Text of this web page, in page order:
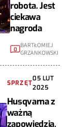
robota. Jest
ciekawa
nagroda
0
BARTŁOMIEJ
GRZANKOWSKI
SPRZĘT
05 LUT
2025
Husqvarna z
ważną
zapowiedzią.